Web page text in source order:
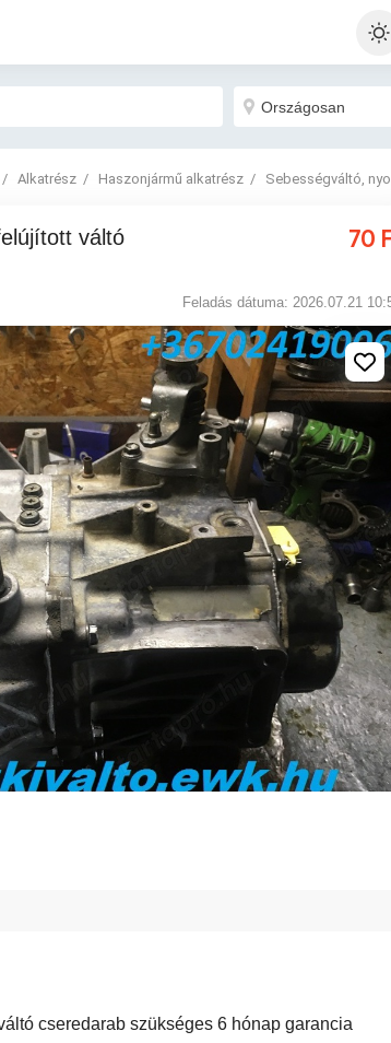
Alkatrész Haszonjármű alkatrész Sebességváltó,
70
Feladás dátuma: 2026.07.21
cseredarab szükséges 6 hónap garancia